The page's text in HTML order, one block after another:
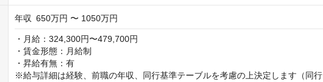
年収 650万円 〜 1050万円
・月給：324,300円〜479,700円
・賃金形態：月給制
・昇給有無：有
※給与詳細は経験、前職の年収、同行基準テーブルを考慮の上決定します（同行